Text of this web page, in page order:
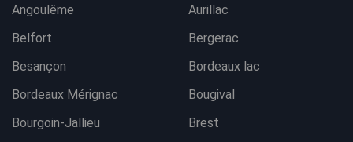
Angoulême
Aurillac
Belfort
Bergerac
Besançon
Bordeaux lac
Bordeaux Mérignac
Bougival
Bourgoin-Jallieu
Brest